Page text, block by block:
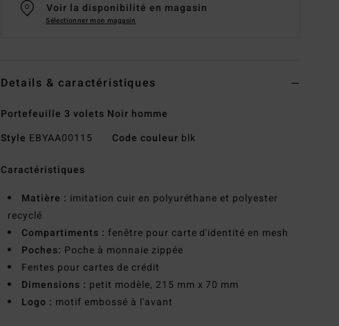
Voir la disponibilité en magasin
Sélectionner mon magasin
Details & caractéristiques
Portefeuille 3 volets Noir homme
Style EBYAA00115 Code couleur blk
Caractéristiques
Matière : imitation cuir en polyuréthane et polyester
recyclé
Compartiments : fenêtre pour carte d'identité en mesh
Poches: Poche à monnaie zippée
Fentes pour cartes de crédit
Dimensions : petit modèle, 215 mm x 70 mm
Logo : motif embossé à l'avant